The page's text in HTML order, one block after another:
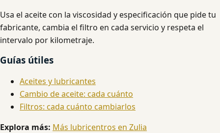
Usa el aceite con la viscosidad y especificación que pide tu
fabricante, cambia el filtro en cada servicio y respeta el
intervalo por kilometraje.
Guías útiles
Aceites y lubricantes
Cambio de aceite: cada cuánto
Filtros: cada cuánto cambiarlos
Explora más: Más lubricentros en Zulia